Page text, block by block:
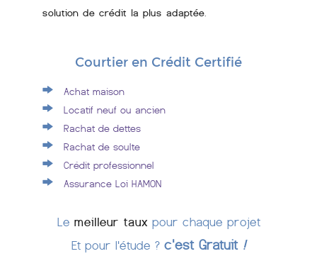
solution de crédit la plus adaptée
Courtier en Crédit Certifié
Achat maison
Locatif neuf ou ancien
Rachat de dettes
Rachat de soulte
Crédit professionnel
Assurance Loi HAMON
Le meilleur taux pour chaque projet
Et pour l'étude ? c'est Gratuit !